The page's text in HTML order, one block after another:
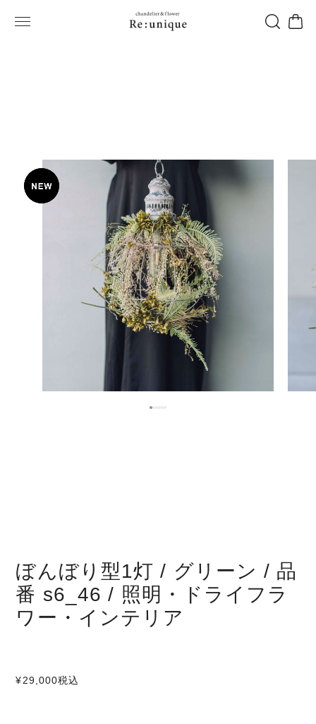
ぼんぼり型1灯 / グリーン / 品
番 s6_46 / 照明・ドライフラ
ワー・インテリア
¥29,000税込